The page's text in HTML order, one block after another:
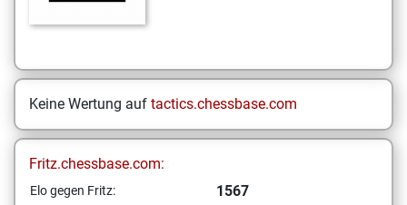
Keine Wertung auf tactics.chessbase.com
Fritz.chessbase.com:
Elo gegen Fritz: 1567